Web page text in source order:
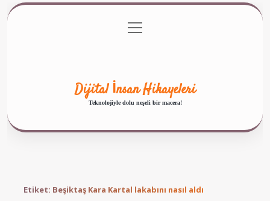
Gizlilik Politikası
menüyü
aç
Dijital İnsan Hikayeleri
Teknolojiyle dolu neşeli bir macera!
Etiket: Beşiktaş Kara Kartal lakabını nasıl aldı